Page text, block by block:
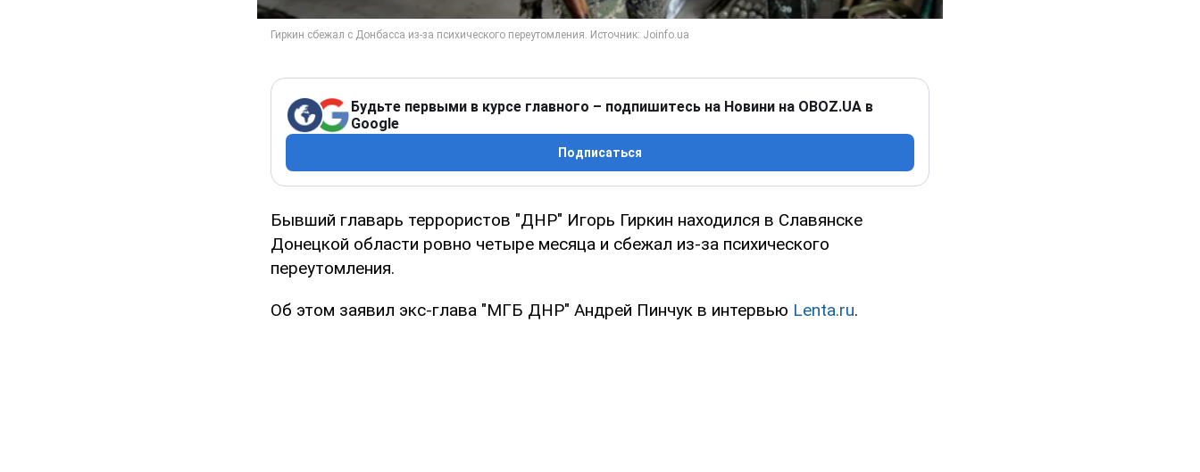
Будьте первыми в курсе главного – подпишитесь на Новини на OBOZ.UA в
Google
Подписаться
Бывший главарь террористов "ДНР" Игорь Гиркин находился в Славянске
Донецкой области ровно четыре месяца и сбежал из-за психического
переутомления.
Об этом заявил экс-глава "МГБ ДНР" Андрей Пинчук в интервью Lenta.ru.